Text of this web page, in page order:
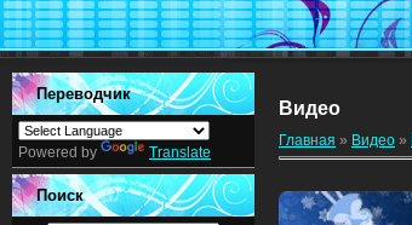
Переводчик
Powered by Translate
Поиск
Видео
Главная » Видео »